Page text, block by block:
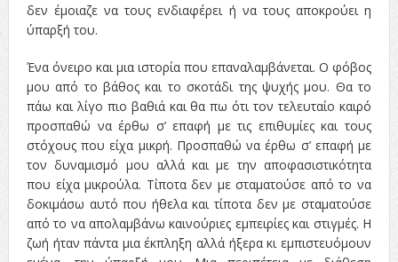
δεν έμοιαζε να τους ενδιαφέρει ή να τους αποκρούει η
ύπαρξή του.
Ένα όνειρο και μια ιστορία που επαναλαμβάνεται. Ο φόβος
μου από το βάθος και το σκοτάδι της ψυχής μου. Θα το
πάω και λίγο πιο βαθιά και θα πω ότι τον τελευταίο καιρό
προσπαθώ να έρθω σ’ επαφή με τις επιθυμίες και τους
στόχους που είχα μικρή. Προσπαθώ να έρθω σ’ επαφή με
τον δυναμισμό μου αλλά και με την αποφασιστικότητα
που είχα μικρούλα. Τίποτα δεν με σταματούσε από το να
δοκιμάσω αυτό που ήθελα και τίποτα δεν με σταματούσε
από το να απολαμβάνω καινούριες εμπειρίες και στιγμές. Η
ζωή ήταν πάντα μια έκπληξη αλλά ήξερα κι εμπιστευόμουν